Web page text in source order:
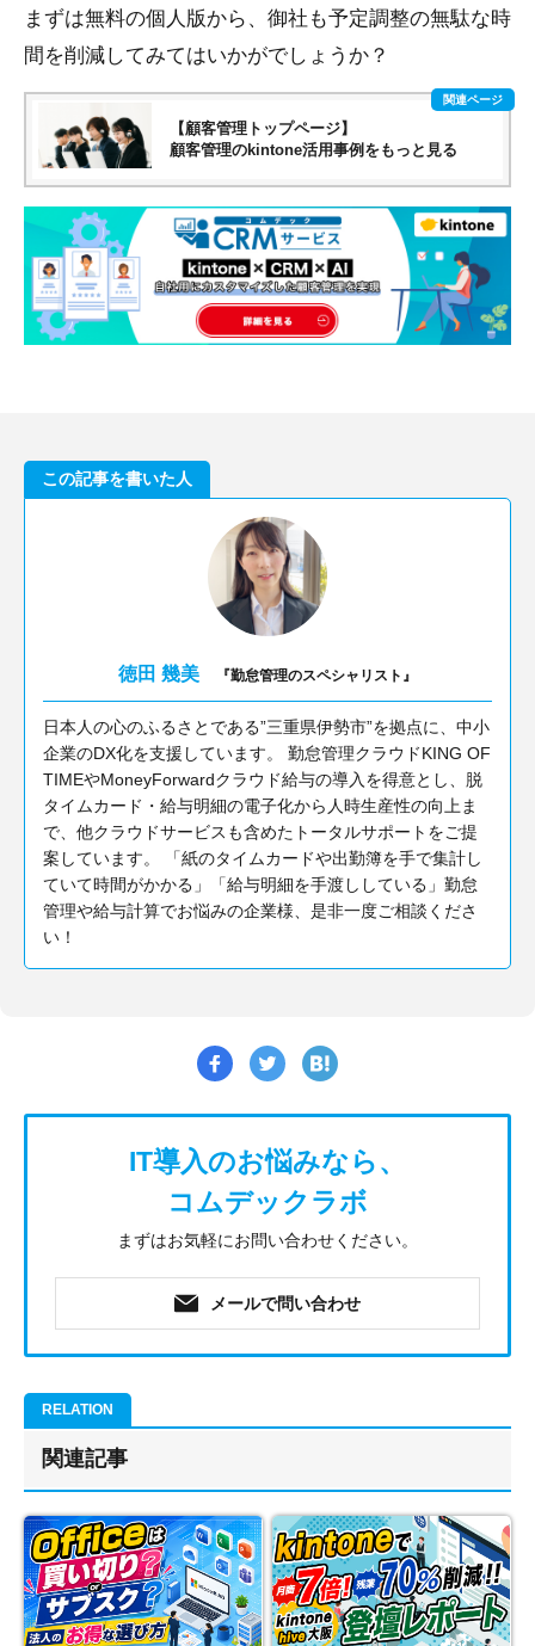
まずは無料の個人版から、御社も予定調整の無駄な時
間を削減してみてはいかがでしょうか？
【顧客管理トップページ】
顧客管理のkintone活用事例をもっと見る
この記事を書いた人
徳田 幾美 『勤怠管理のスペシャリスト』
日本人の心のふるさとである”三重県伊勢市”を拠点に、中小
企業のDX化を支援しています。 勤怠管理クラウドKING OF
TIMEやMoneyForwardクラウド給与の導入を得意とし、脱
タイムカード・給与明細の電子化から人時生産性の向上ま
で、他クラウドサービスも含めたトータルサポートをご提
案しています。 「紙のタイムカードや出勤簿を手で集計し
ていて時間がかかる」「給与明細を手渡ししている」勤怠
管理や給与計算でお悩みの企業様、是非一度ご相談くださ
い！
IT導入のお悩みなら、
コムデックラボ
まずはお気軽にお問い合わせください。
メールで問い合わせ
関連記事